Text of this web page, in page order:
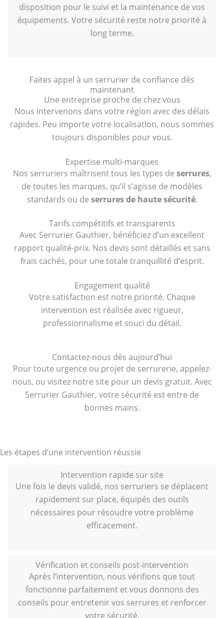
disposition pour le suivi et la maintenance de vos
équipements. Votre sécurité reste notre priorité à
long terme.
Faites appel à un serrurier de confiance dès
maintenant
Une entreprise proche de chez vous
Nous intervenons dans votre région avec des délais
rapides. Peu importe votre localisation, nous sommes
toujours disponibles pour vous.
Expertise multi-marques
Nos serruriers maîtrisent tous les types de serrures,
de toutes les marques, qu’il s’agisse de modèles
standards ou de serrures de haute sécurité.
Tarifs compétitifs et transparents
Avec Serrurier Gauthier, bénéficiez d’un excellent
rapport qualité-prix. Nos devis sont détaillés et sans
frais cachés, pour une totale tranquillité d’esprit.
Engagement qualité
Votre satisfaction est notre priorité. Chaque
intervention est réalisée avec rigueur,
professionnalisme et souci du détail.
Contactez-nous dès aujourd’hui
Pour toute urgence ou projet de serrurerie, appelez-
nous, ou visitez notre site pour un devis gratuit. Avec
Serrurier Gauthier, votre sécurité est entre de
bonnes mains.
Les étapes d’une intervention réussie
Intervention rapide sur site
Une fois le devis validé, nos serruriers se déplacent
rapidement sur place, équipés des outils
nécessaires pour résoudre votre problème
efficacement.
Vérification et conseils post-intervention
Après l’intervention, nous vérifions que tout
fonctionne parfaitement et vous donnons des
conseils pour entretenir vos serrures et renforcer
votre sécurité.